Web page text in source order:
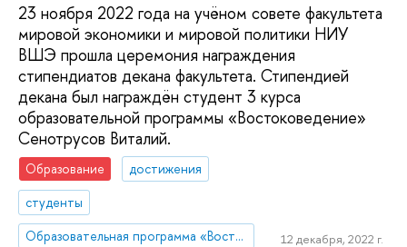
23 ноября 2022 года на учёном совете факультета
мировой экономики и мировой политики НИУ
ВШЭ прошла церемония награждения
стипендиатов декана факультета. Стипендией
декана был награждён студент 3 курса
образовательной программы «Востоковедение»
Сенотрусов Виталий.
Образование
достижения
студенты
Образовательная программа «Востоковедение»
12 декабря, 2022 г.